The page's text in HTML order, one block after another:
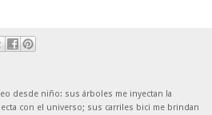
desde niño: sus árboles me inyectan la
con el universo; sus carriles bici me brindan